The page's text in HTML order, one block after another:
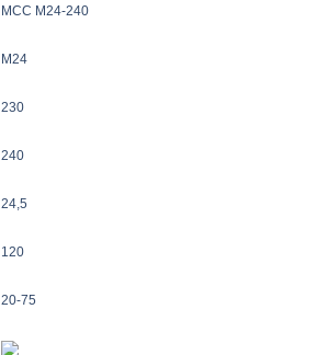
MCC M24-240
M24
230
240
24,5
120
20-75